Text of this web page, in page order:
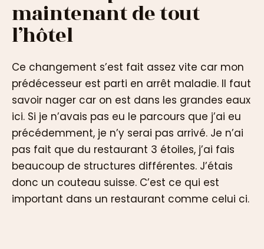
maintenant de tout
l’hôtel
Ce changement s’est fait assez vite car mon
prédécesseur est parti en arrêt maladie. Il faut
savoir nager car on est dans les grandes eaux
ici. Si je n’avais pas eu le parcours que j’ai eu
précédemment, je n’y serai pas arrivé. Je n’ai
pas fait que du restaurant 3 étoiles, j’ai fais
beaucoup de structures différentes. J’étais
donc un couteau suisse. C’est ce qui est
important dans un restaurant comme celui ci.